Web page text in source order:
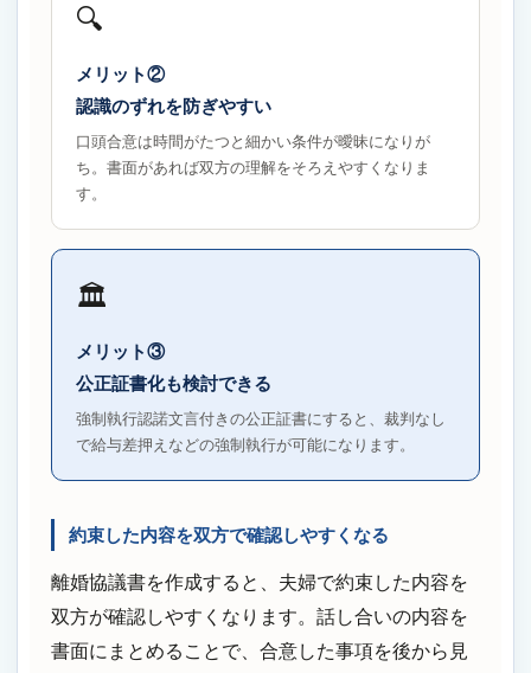
🔍
メリット②
認識のずれを防ぎやすい
口頭合意は時間がたつと細かい条件が曖昧になりが
ち。書面があれば双方の理解をそろえやすくなりま
す。
🏛️
メリット③
公正証書化も検討できる
強制執行認諾文言付きの公正証書にすると、裁判なし
で給与差押えなどの強制執行が可能になります。
約束した内容を双方で確認しやすくなる
離婚協議書を作成すると、夫婦で約束した内容を
双方が確認しやすくなります。話し合いの内容を
書面にまとめることで、合意した事項を後から見